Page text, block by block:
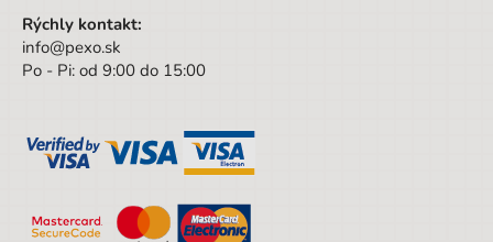
Hĺbka obalu
Vek od
Sada/Sety/Balíčky
Hmotnosť
Rýchly kontakt:
info@pexo.sk
Po - Pi: od 9:00 do 15:00